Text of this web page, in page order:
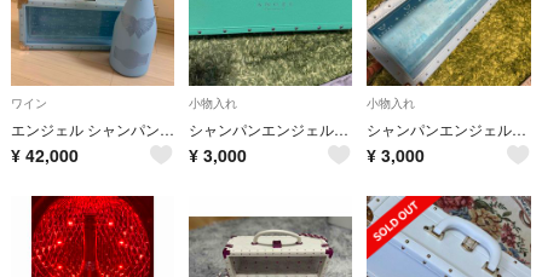
ワイン
エンジェル シャンパン ドゥミ セック ブルー 未開栓
¥ 42,000
小物入れ
シャンパンエンジェルグリーン空箱
¥ 3,000
小物入れ
シャンパンエンジェル空箱
¥ 3,000